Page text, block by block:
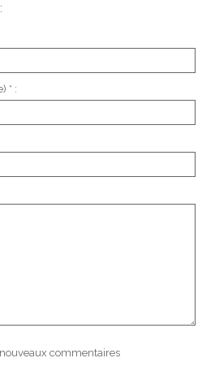
* :
commentaires